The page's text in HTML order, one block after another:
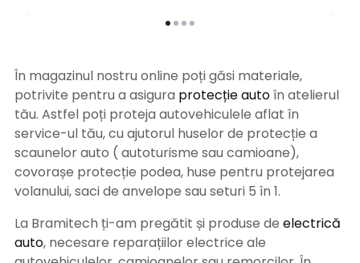
În magazinul nostru online poți găsi materiale,
potrivite pentru a asigura protecție autoîn atelierul
tău. Astfel poți proteja autovehiculele aflat în
service-ul tău, cu ajutorul huselor de protecție a
scaunelor auto ( autoturisme sau camioane),
covorașe protecție podea, huse pentru protejarea
volanului, saci de anvelope sau seturi 5 în 1.
La Bramitech ți-am pregătit și produse de electrică
auto, necesare reparațiilor electrice ale